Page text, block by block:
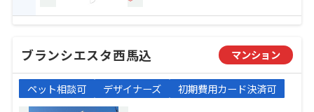
ブランシエスタ西馬込 マンション
ペット相談可 デザイナーズ 初期費用カード決済可